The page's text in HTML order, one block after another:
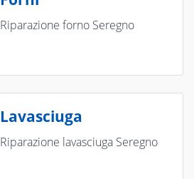
Riparazione forno Seregno
Lavasciuga
Riparazione lavasciuga Seregno